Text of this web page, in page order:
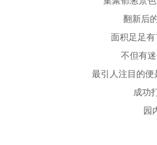
翻新后
面积足足
不但有
最引人注目的
成功
园